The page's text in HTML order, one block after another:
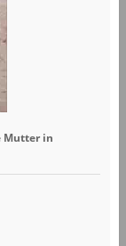
Mutter in